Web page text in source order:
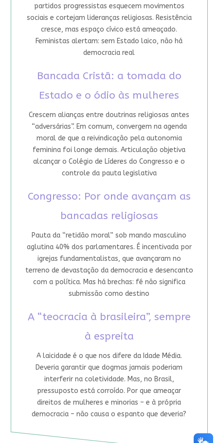
partidos progressistas esquecem movimentos
sociais e cortejam lideranças religiosas. Resistência
cresce, mas espaço cívico está ameaçado.
Feministas alertam: sem Estado laico, não há
democracia real
Bancada Cristã: a tomada do
Estado e o ódio às mulheres
Crescem alianças entre doutrinas religiosas antes
“adversárias”. Em comum, convergem na agenda
moral de que a reivindicação pela autonomia
feminina foi longe demais. Articulação objetiva
alcançar o Colégio de Líderes do Congresso e o
controle da pauta legislativa
Congresso: Por onde avançam as
bancadas religiosas
Pauta da “retidão moral” sob mando masculino
aglutina 40% dos parlamentares. É incentivada por
igrejas fundamentalistas, que avançaram no
terreno de devastação da democracia e desencanto
com a política. Mas há brechas: fé não significa
submissão como destino
A “teocracia à brasileira”, sempre
à espreita
A laicidade é o que nos difere da Idade Média.
Deveria garantir que dogmas jamais poderiam
interferir na coletividade. Mas, no Brasil,
pressuposto está corroído. Por que ameaçar
direitos de mulheres e minorias – e à própria
democracia – não causa o espanto que deveria?